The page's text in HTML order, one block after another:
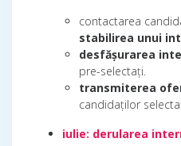
contactarea
stabilirea unui
desfășurarea
pre-selectați.
transmiterea
candidaților
iulie: derularea